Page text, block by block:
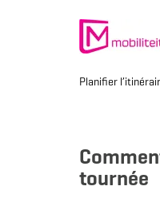
Planifier
tournée